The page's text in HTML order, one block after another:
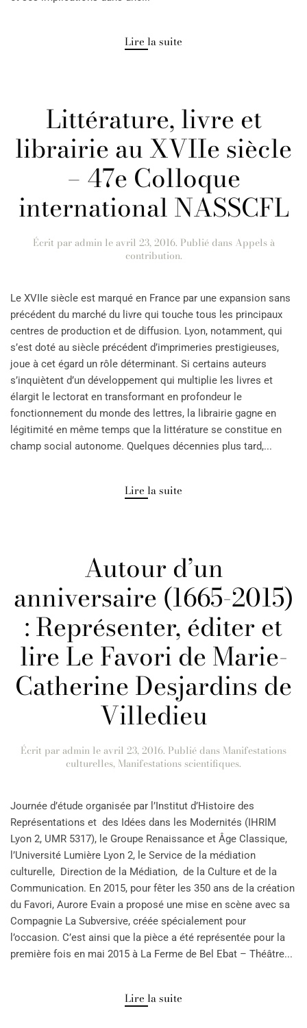
Lire la suite
Littérature, livre et
librairie au XVIIe siècle
– 47e Colloque
international NASSCFL
Écrit paradmin leavril 23, 2016. Publié dans Appels à
contribution.
Le XVIIe siècle est marqué en France par une expansion sans
précédent du marché du livre qui touche tous les principaux
centres de production et de diffusion. Lyon, notamment, qui
s’est doté au siècle précédent d’imprimeries prestigieuses,
joue à cet égard un rôle déterminant. Si certains auteurs
s’inquiètent d’un développement qui multiplie les livres et
élargit le lectorat en transformant en profondeur le
fonctionnement du monde des lettres, la librairie gagne en
légitimité en même temps que la littérature se constitue en
champ social autonome. Quelques décennies plus tard,...
Lire la suite
Autour d’un
anniversaire (1665-2015)
: Représenter, éditer et
lire Le Favori de Marie-
Catherine Desjardins de
Villedieu
Écrit paradmin leavril 23, 2016. Publié dans Manifestations
culturelles, Manifestations scientifiques.
Journée d’étude organisée par l’Institut d’Histoire des
Représentations et des Idées dans les Modernités (IHRIM
Lyon 2, UMR 5317), le Groupe Renaissance et Âge Classique,
l’Université Lumière Lyon 2, le Service de la médiation
culturelle, Direction de la Médiation, de la Culture et de la
Communication. En 2015, pour fêter les 350 ans de la création
du Favori, Aurore Evain a proposé une mise en scène avec sa
Compagnie La Subversive, créée spécialement pour
l’occasion. C’est ainsi que la pièce a été représentée pour la
première fois en mai 2015 à La Ferme de Bel Ebat – Théâtre...
Lire la suite